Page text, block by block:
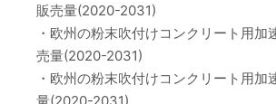
販売量(2020-2031)
・欧州の粉末吹付けコンクリート用加
売量(2020-2031)
・欧州の粉末吹付けコンクリート用加